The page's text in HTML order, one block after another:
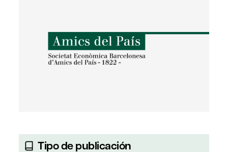
Tipo de publicación